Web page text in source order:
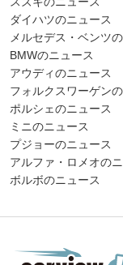
ダイハツのニュース
メルセデス・ベンツ
BMWのニュース
アウディのニュース
フォルクスワーゲン
ポルシェのニュース
ミニのニュース
プジョーのニュース
アルファ・ロメオの
ボルボのニュース